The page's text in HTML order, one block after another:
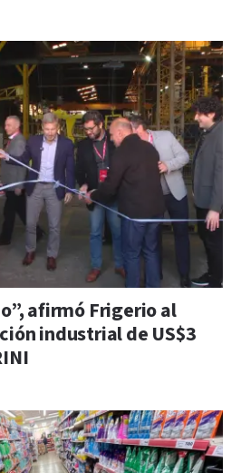
afirmó Frigerio al
industrial de US$3